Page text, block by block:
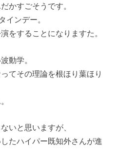
かすごそうです。
インデー。
をすることになりますた。
動学。
てその理論を根ほり葉ほり
いと思いますが、
たハイパー既知外さんが進